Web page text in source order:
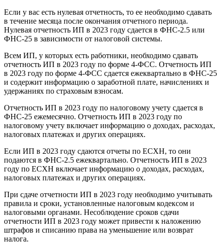
Если у вас есть нулевая отчетность, то ее необходимо сдавать
в течение месяца после окончания отчетного периода.
Нулевая отчетность ИП в 2023 году сдается в ФНС-2.5 или
ФНС-25 в зависимости от налоговой системы.
Всем ИП, у которых есть работники, необходимо сдавать
отчетность ИП в 2023 году по форме 4-ФСС. Отчетность ИП
в 2023 году по форме 4-ФСС сдается ежеквартально в ФНС-25
и содержит информацию о заработной плате, начислениях и
удержаниях по страховым взносам.
Отчетность ИП в 2023 году по налоговому учету сдается в
ФНС-25 ежемесячно. Отчетность ИП в 2023 году по
налоговому учету включает информацию о доходах, расходах,
налоговых платежах и других операциях.
Если ИП в 2023 году сдаются отчеты по ЕСХН, то они
подаются в ФНС-2.5 ежеквартально. Отчетность ИП в 2023
году по ЕСХН включает информацию о доходах, расходах,
налоговых платежах и других операциях.
При сдаче отчетности ИП в 2023 году необходимо учитывать
правила и сроки, установленные налоговым кодексом и
налоговыми органами. Несоблюдение сроков сдачи
отчетности ИП в 2023 году может привести к наложению
штрафов и списанию права на уменьшение или возврат
налога.